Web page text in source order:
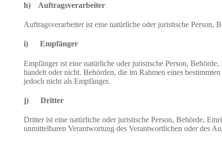
h) Auftragsverarbeiter
Auftragsverarbeiter ist eine natürliche oder juristische Person,
i) Empfänger
Empfänger ist eine natürliche oder juristische Person,
handelt oder nicht. Behörden, die im Rahmen eines
jedoch nicht als Empfänger.
j) Dritter
Dritter ist eine natürliche oder juristische Person, Behörde,
unmittelbaren Verantwortung des Verantwortlichen oder des